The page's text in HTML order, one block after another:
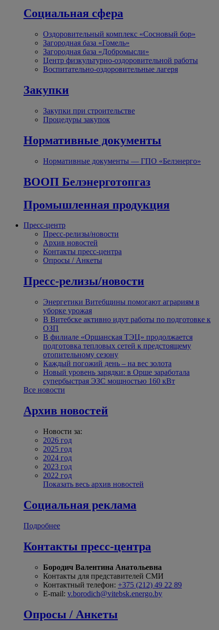
Социальная сфера
Оздоровительный комплекс «Сосновый бор»
Загородная база «Гомель»
Загородная база «Добромысли»
Центр физкультурно-оздоровительной работы
Воспитательно-оздоровительные лагеря
Закупки
Закупки при строительстве
Процедуры закупок
Нормативные документы
Нормативные документы — ГПО «Белэнерго»
ВООП Белэнерготопгаз
Промышленная продукция
Пресс-центр
Пресс-релизы/новости
Архив новостей
Контакты пресс-центра
Опросы / Анкеты
Пресс-релизы/новости
Энергетики Витебщины помогают аграриям в
уборке урожая
В Витебске активно идут работы по подготовке к
ОЗП
В филиале «Оршанская ТЭЦ» продолжается
подготовка тепловых сетей к предстоящему
отопительному сезону
Каждый погожий день – на вес золота
Новый уровень зарядки: в Орше заработала
супербыстрая ЭЗС мощностью 160 кВт
Все новости
Архив новостей
Новости за:
2026 год
2025 год
2024 год
2023 год
2022 год
Показать весь архив новостей
Социальная реклама
Подробнее
Контакты пресс-центра
Бородич Валентина Анатольевна
Контакты для представителей СМИ
Контактный телефон: +375 (212) 49 22 89
E-mail: v.borodich@vitebsk.energo.by
Опросы / Анкеты